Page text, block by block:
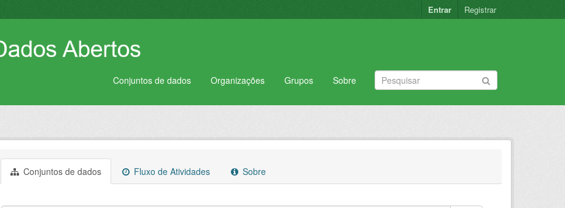
Entrar Registrar
Conjuntos de dados Organizações Grupos Sobre
Conjuntos de dados Fluxo de Atividades Sobre